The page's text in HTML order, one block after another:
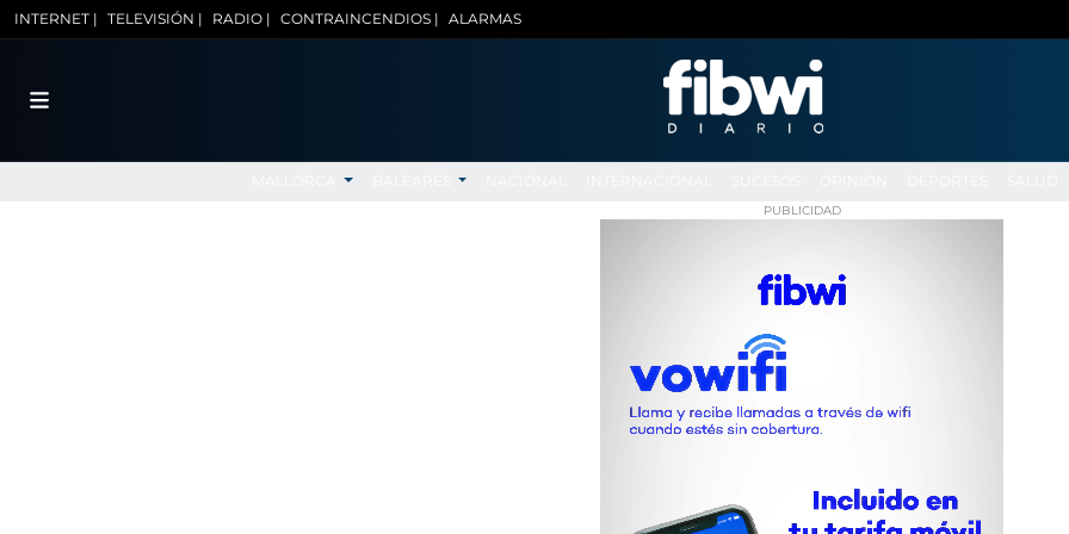
INTERNET | TELEVISIÓN | RADIO | CONTRAINCENDIOS | ALARMAS